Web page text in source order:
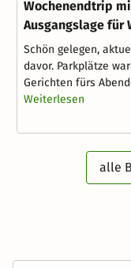
Wochenendtrip
Ausgangslage für
Schön gelegen,
davor. Parkplätze
Gerichten fürs
Weiterlesen
alle